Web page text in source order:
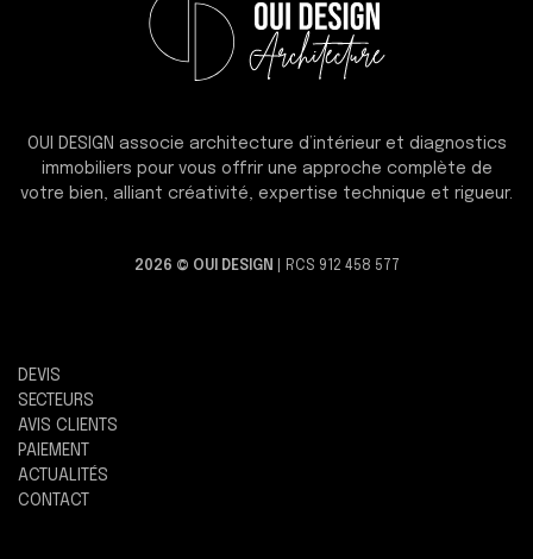
OUI DESIGN associe architecture d’intérieur et diagnostics
immobiliers pour vous offrir une approche complète de
votre bien, alliant créativité, expertise technique et rigueur.
2026 © OUI DESIGN | RCS 912 458 577
DEVIS
SECTEURS
AVIS CLIENTS
PAIEMENT
ACTUALITÉS
CONTACT